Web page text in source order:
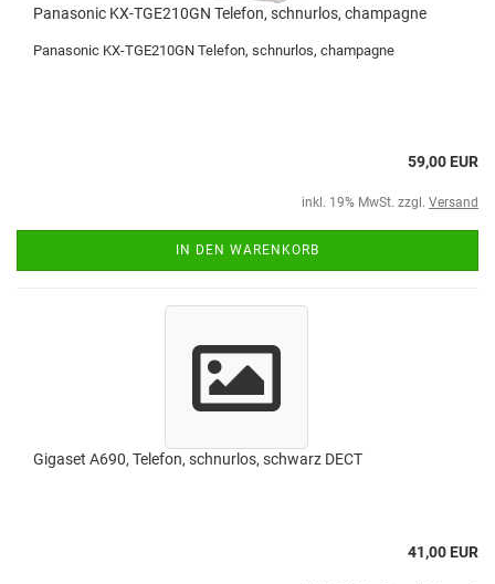
Panasonic KX-TGE210GN Telefon, schnurlos, champagne
Panasonic KX-TGE210GN Telefon, schnurlos, champagne
59,00 EUR
inkl. 19% MwSt. zzgl. Versand
IN DEN WARENKORB
Gigaset A690, Telefon, schnurlos, schwarz DECT
41,00 EUR